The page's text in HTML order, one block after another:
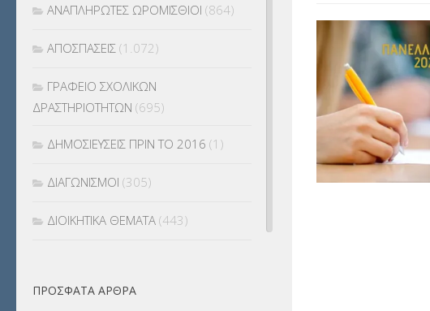
ΑΝΑΠΛΗΡΩΤΕΣ ΩΡΟΜΙΣΘΙΟΙ (864)
ΑΠΟΣΠΑΣΕΙΣ (1.072)
ΓΡΑΦΕΙΟ ΣΧΟΛΙΚΩΝ
ΔΡΑΣΤΗΡΙΟΤΗΤΩΝ (695)
ΔΗΜΟΣΙΕΥΣΕΙΣ ΠΡΙΝ ΤΟ 2016 (1)
ΔΙΑΓΩΝΙΣΜΟΙ (305)
ΔΙΟΙΚΗΤΙΚΑ ΘΕΜΑΤΑ (443)
ΕΚΔΡΟΜΕΣ(7.354)
ΠΡΌΣΦΑΤΑ ΆΡΘΡΑ